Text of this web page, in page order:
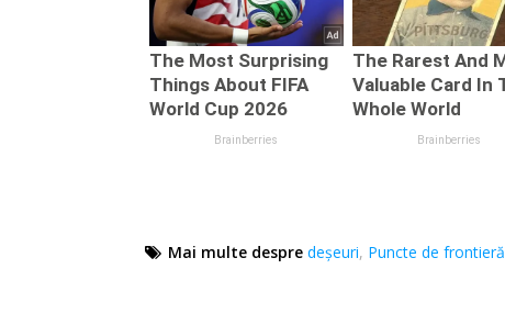
Mai multe despre deșeuri, Puncte de frontieră